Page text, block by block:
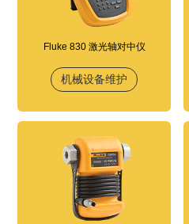
Fluke 830 激光轴对中仪
机械设备维护